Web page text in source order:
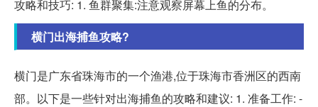
攻略和技巧: 1. 鱼群聚集:注意观察屏幕上鱼的分布。
横门出海捕鱼攻略?
横门是广东省珠海市的一个渔港,位于珠海市香洲区的西南
部。以下是一些针对出海捕鱼的攻略和建议: 1. 准备工作: -